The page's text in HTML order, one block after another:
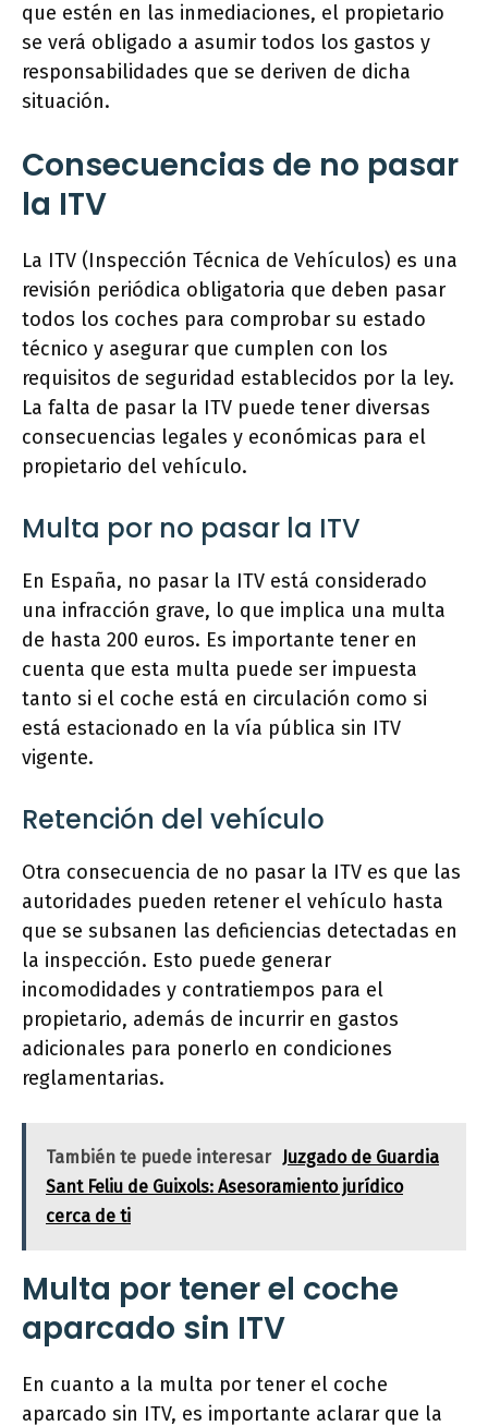
que estén en las inmediaciones, el propietario
se verá obligado a asumir todos los gastos y
responsabilidades que se deriven de dicha
situación.
Consecuencias de no pasar
la ITV
La ITV (Inspección Técnica de Vehículos) es una
revisión periódica obligatoria que deben pasar
todos los coches para comprobar su estado
técnico y asegurar que cumplen con los
requisitos de seguridad establecidos por la ley.
La falta de pasar la ITV puede tener diversas
consecuencias legales y económicas para el
propietario del vehículo.
Multa por no pasar la ITV
En España, no pasar la ITV está considerado
una infracción grave, lo que implica una multa
de hasta 200 euros. Es importante tener en
cuenta que esta multa puede ser impuesta
tanto si el coche está en circulación como si
está estacionado en la vía pública sin ITV
vigente.
Retención del vehículo
Otra consecuencia de no pasar la ITV es que las
autoridades pueden retener el vehículo hasta
que se subsanen las deficiencias detectadas en
la inspección. Esto puede generar
incomodidades y contratiempos para el
propietario, además de incurrir en gastos
adicionales para ponerlo en condiciones
reglamentarias.
También te puede interesar Juzgado de Guardia
Sant Feliu de Guixols: Asesoramiento jurídico
cerca de ti
Multa por tener el coche
aparcado sin ITV
En cuanto a la multa por tener el coche
aparcado sin ITV, es importante aclarar que la